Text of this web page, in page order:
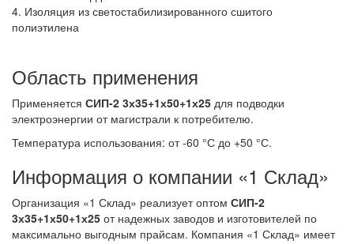
4. Изоляция из светостабилизированного сшитого
полиэтилена
Область применения
Применяется СИП-2 3х35+1х50+1х25 для подводки
электроэнергии от магистрали к потребителю.
Температура использования: от -60 °С до +50 °С.
Информация о компании «1 Склад»
Организация «1 Склад» реализует оптом СИП-2
3х35+1х50+1х25 от надежных заводов и изготовителей по
максимально выгодным прайсам. Компания «1 Склад» имеет